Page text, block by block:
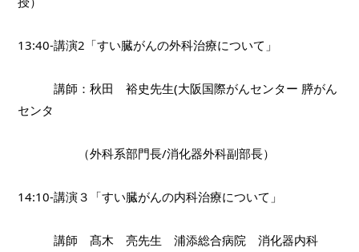
13:40-講演2「すい臓がんの外科治療について」
講師：秋田　裕史先生(大阪国際がんセンター 膵がん
センタ
（外科系部門長/消化器外科副部長）
14:10-講演３「すい臓がんの内科治療について」
講師　髙木　亮先生　浦添総合病院　消化器内科